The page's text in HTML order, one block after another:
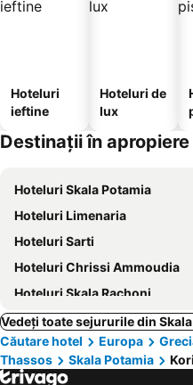
Hoteluri
ieftine
Hoteluri de
lux
Destinații în
Hoteluri Skala Potamia
Hoteluri Limenaria
Hoteluri Sarti
Hoteluri Chrissi Ammoudia
Hoteluri Skala Rachoni
Vedeți toate sejururile din
Căutare hotel
Europa
Thassos
Skala Potamia